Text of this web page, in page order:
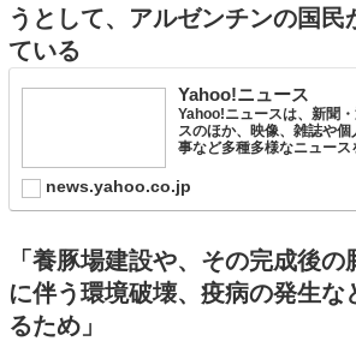
うとして、アルゼンチンの国民
ている
Yahoo!ニュース
Yahoo!ニュースは、新聞
スのほか、映像、雑誌や
事など多種多様なニュース
news.yahoo.co.jp
「養豚場建設や、その完成後
に伴う環境破壊、疫病の発生な
るため」